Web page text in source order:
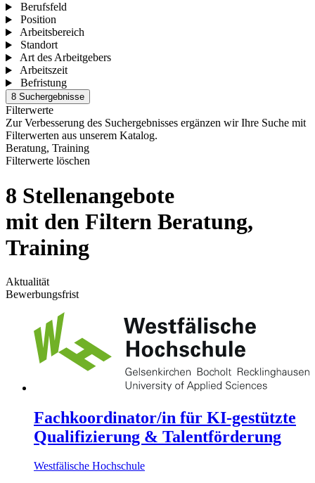
Berufsfeld
Position
Arbeitsbereich
Standort
Art des Arbeitgebers
Arbeitszeit
Befristung
8 Suchergebnisse
Filterwerte
Zur Verbesserung des Suchergebnisses ergänzen wir Ihre Suche mit
Filterwerten aus unserem Katalog.
Beratung, Training
Filterwerte löschen
8 Stellenangebote
mit den Filtern Beratung,
Training
Aktualität
Bewerbungsfrist
Fachkoordinator/in für KI-gestützte
Qualifizierung & Talentförderung
Westfälische Hochschule